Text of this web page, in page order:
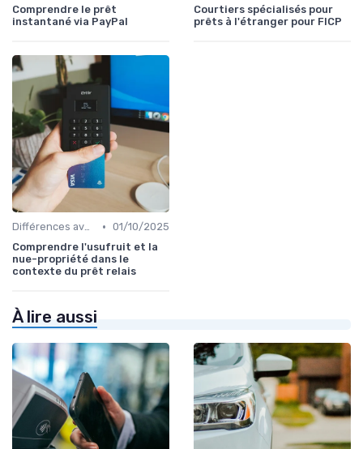
Comprendre le prêt
instantané via PayPal
Courtiers spécialisés pour
prêts à l'étranger pour FICP
Différences avec d'autres prêts immobiliers • 01/10/2025
Comprendre l'usufruit et la
nue-propriété dans le
contexte du prêt relais
À lire aussi